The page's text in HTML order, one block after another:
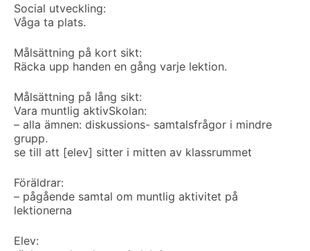
Social utveckling:
Våga ta plats.
Målsättning på kort sikt:
Räcka upp handen en gång varje lektion.
Målsättning på lång sikt:
Vara muntlig aktivSkolan:
– alla ämnen: diskussions- samtalsfrågor i mindre
grupp.
se till att [elev] sitter i mitten av klassrummet
Föräldrar:
– pågående samtal om muntlig aktivitet på
lektionerna
Elev: